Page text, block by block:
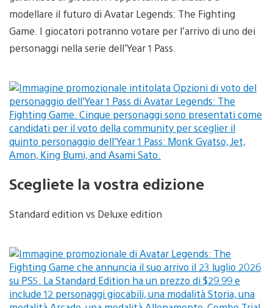
modellare il futuro di Avatar Legends: The Fighting
Game. I giocatori potranno votare per l’arrivo di uno dei
personaggi nella serie dell’Year 1 Pass.
Scegliete la vostra edizione
Standard edition vs Deluxe edition